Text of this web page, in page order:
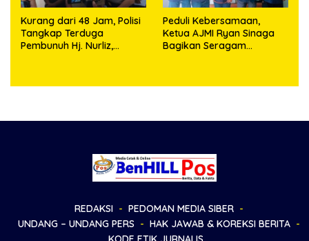
Kurang dari 48 Jam, Polisi
Tangkap Terduga
Pembunuh Hj. Nurliz,
Peduli Kebersamaan,
Ketua AJMI Ryan Sinaga
Bagikan Seragam
REDAKSI
PEDOMAN MEDIA SIBER
UNDANG – UNDANG PERS
HAK JAWAB & KOREKSI BERITA